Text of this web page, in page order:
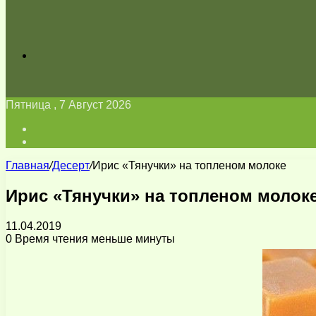
Пятница , 7 Август 2026
Главная/Десерт/Ирис «Тянучки» на топленом молоке
Ирис «Тянучки» на топленом
11.04.2019
0 Время чтения меньше минуты